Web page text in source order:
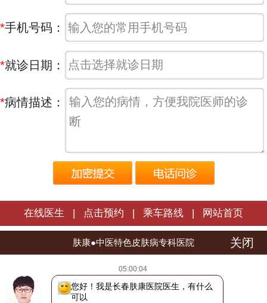
*手机号码：
*就诊日期：
*病情描述：
在线医生 | 点击预约 | 乘车路线 | 网站首页
长春肤康皮肤病医院 | 版权所有
热线电话：0431-88598120
吉ICP备16002784号
肤康●中医特色皮肤病专科医院 关闭
05:00:04
您好！我是长春肤康医院医生，有什么
可以帮助您